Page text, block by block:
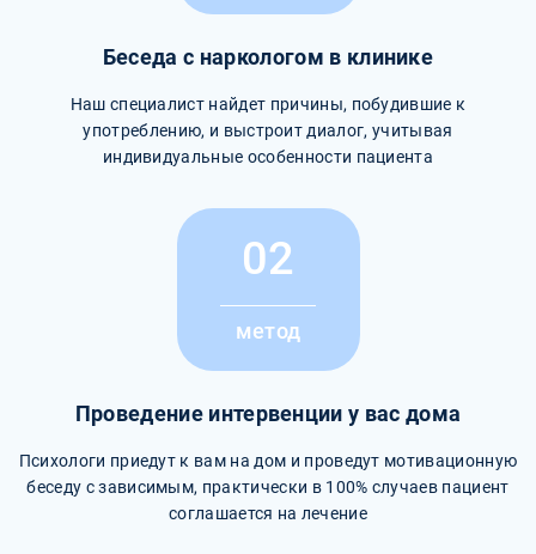
Беседа с наркологом в клинике
Наш специалист найдет причины, побудившие к
употреблению, и выстроит диалог, учитывая
индивидуальные особенности пациента
02
метод
Проведение интервенции у вас дома
Психологи приедут к вам на дом и проведут мотивационную
беседу с зависимым, практически в 100% случаев пациент
соглашается на лечение